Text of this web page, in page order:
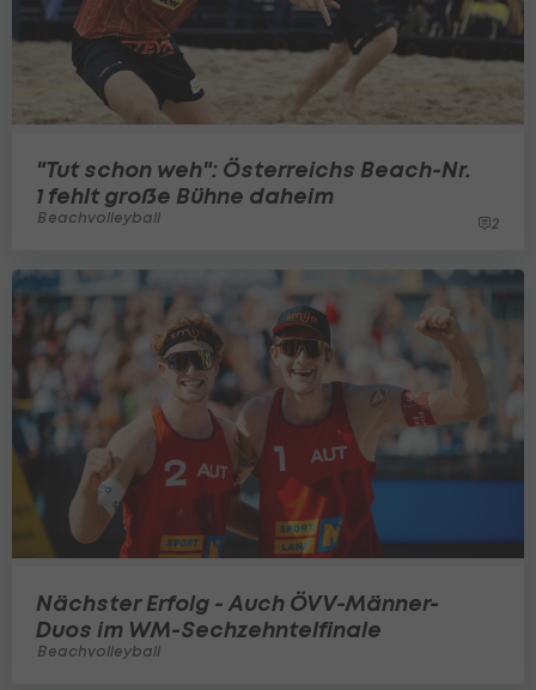
"Tut schon weh": Österreichs Beach-Nr.
1 fehlt große Bühne daheim
Beachvolleyball 2
Nächster Erfolg - Auch ÖVV-Männer-
Duos im WM-Sechzehntelfinale
Beachvolleyball